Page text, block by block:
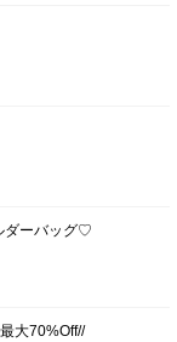
ダーバッグ♡
大70%Off//